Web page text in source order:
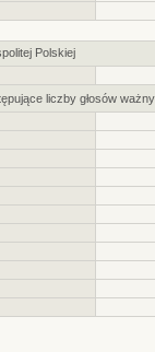
Polskiej
liczby głosów